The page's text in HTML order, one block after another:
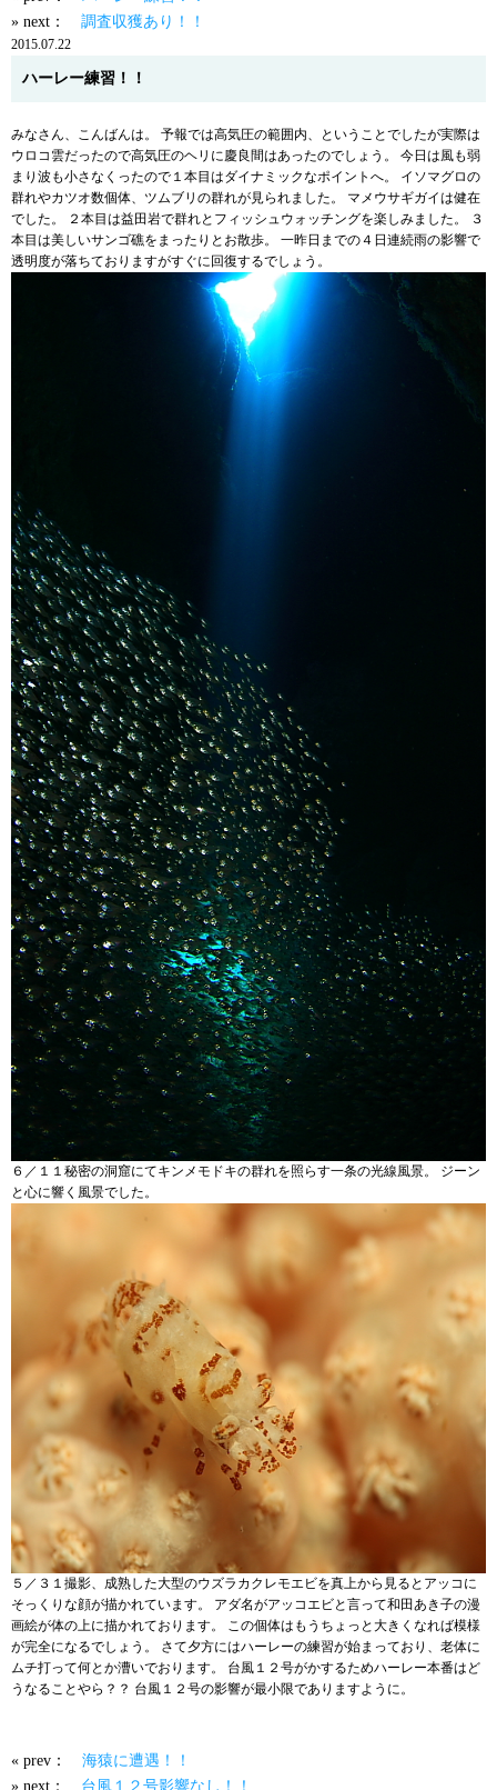
» next： 調査収獲あり！！
2015.07.22
ハーレー練習！！
みなさん、こんばんは。 予報では高気圧の範囲内、ということでしたが実際は
ウロコ雲だったので高気圧のヘリに慶良間はあったのでしょう。 今日は風も弱
まり波も小さなくったので１本目はダイナミックなポイントへ。 イソマグロの
群れやカツオ数個体、ツムブリの群れが見られました。 マメウサギガイは健在
でした。 ２本目は益田岩で群れとフィッシュウォッチングを楽しみました。 ３
本目は美しいサンゴ礁をまったりとお散歩。 一昨日までの４日連続雨の影響で
透明度が落ちておりますがすぐに回復するでしょう。
６／１１秘密の洞窟にてキンメモドキの群れを照らす一条の光線風景。 ジーン
と心に響く風景でした。
５／３１撮影、成熟した大型のウズラカクレモエビを真上から見るとアッコに
そっくりな顔が描かれています。 アダ名がアッコエビと言って和田あき子の漫
画絵が体の上に描かれております。 この個体はもうちょっと大きくなれば模様
が完全になるでしょう。 さて夕方にはハーレーの練習が始まっており、老体に
ムチ打って何とか漕いでおります。 台風１２号がかするためハーレー本番はど
うなることやら？？ 台風１２号の影響が最小限でありますように。
« prev： 海猿に遭遇！！
» next： 台風１２号影響なし！！